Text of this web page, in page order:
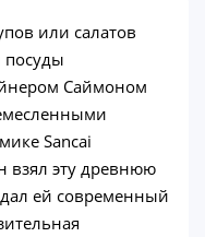
или салатов
посуды
Саймоном
Sancai
взял эту древнюю
ей современный